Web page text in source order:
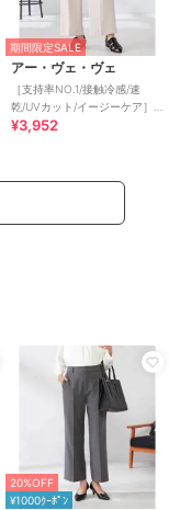
期間限定SALE
アー・ヴェ・ヴェ
［支持率NO.1/接触冷感/速
乾/UVカット/イージーケア］
スッキリ見えストレートパン
¥3,952
20%OFF
¥1000ｸｰﾎﾟﾝ